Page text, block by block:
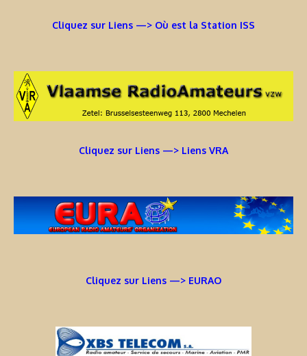
Cliquez sur Liens —> Où est la Station ISS
Cliquez sur Liens —> Liens VRA
Cliquez sur Liens —> EURAO